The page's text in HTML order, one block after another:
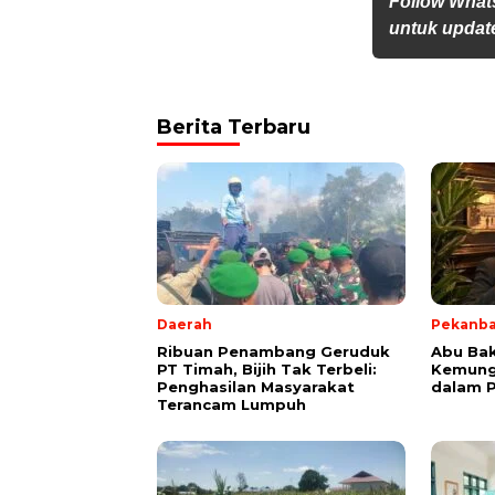
untuk
Berita Terbaru
Daerah
Ribuan Penambang Geruduk
PT Timah, Bijih Tak Terbeli:
Penghasilan Masyarakat
Terancam Lumpuh
Abu
dalam